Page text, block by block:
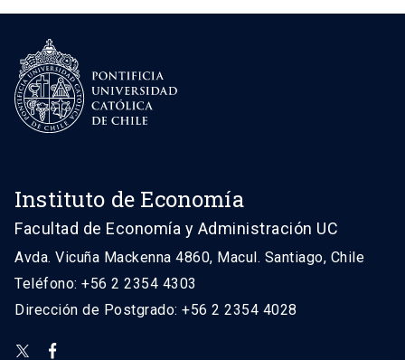
Instituto de Economía
Facultad de Economía y Administración UC
Avda. Vicuña Mackenna 4860, Macul. Santiago, Chile
Teléfono: +56 2 2354 4303
Dirección de Postgrado: +56 2 2354 4028